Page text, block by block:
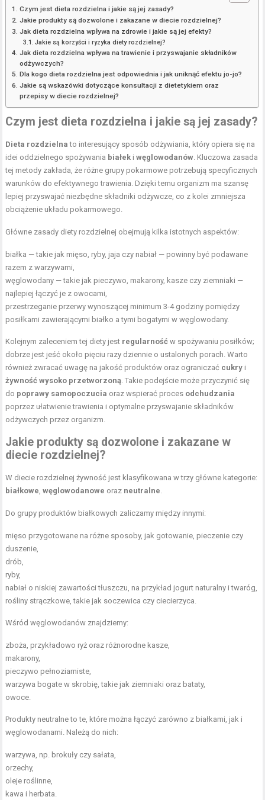
Czym jest dieta rozdzielna i jakie są jej zasady?
Jakie produkty są dozwolone i zakazane w diecie rozdzielnej?
Jak dieta rozdzielna wpływa na zdrowie i jakie są jej efekty?
Jakie są korzyści i ryzyka diety rozdzielnej?
Jak dieta rozdzielna wpływa na trawienie i przyswajanie składników
odżywczych?
Dla kogo dieta rozdzielna jest odpowiednia i jak uniknąć efektu jo-jo?
Jakie są wskazówki dotyczące konsultacji z dietetykiem oraz
przepisy w diecie rozdzielnej?
Czym jest dieta rozdzielna i jakie są jej zasady?
Dieta rozdzielna to interesujący sposób odżywiania, który opiera się na
idei oddzielnego spożywania białek iwęglowodanów . Kluczowa zasada
tej metody zakłada, że różne grupy pokarmowe potrzebują specyficznych
warunków do efektywnego trawienia. Dzięki temu organizm ma szansę
lepiej przyswajać niezbędne składniki odżywcze, co z kolei zmniejsza
obciążenie układu pokarmowego.
Główne zasady diety rozdzielnej obejmują kilka istotnych aspektów:
białka — takie jak mięso, ryby, jaja czy nabiał — powinny być podawane
razem z warzywami,
węglowodany — takie jak pieczywo, makarony, kasze czy ziemniaki —
najlepiej łączyć je z owocami,
przestrzeganie przerwy wynoszącej minimum 3-4 godziny pomiędzy
posiłkami zawierającymi białko a tymi bogatymi w węglowodany.
Kolejnym zaleceniem tej diety jest regularność w spożywaniu posiłków;
dobrze jest jeść około pięciu razy dziennie o ustalonych porach. Warto
również zwracać uwagę na jakość produktów oraz ograniczać cukry i
żywność wysoko przetworzoną . Takie podejście może przyczynić się
do poprawy samopoczucia oraz wspierać proces odchudzania
poprzez ułatwienie trawienia i optymalne przyswajanie składników
odżywczych przez organizm.
Jakie produkty są dozwolone i zakazane w
diecie rozdzielnej?
W diecie rozdzielnej żywność jest klasyfikowana w trzy główne kategorie:
białkowe ,węglowodanowe oraz neutralne
Do grupy produktów białkowych zaliczamy między innymi:
mięso przygotowane na różne sposoby, jak gotowanie, pieczenie czy
duszenie,
drób,
ryby,
nabiał o niskiej zawartości tłuszczu , na przykład jogurt naturalny i twaróg,
rośliny strączkowe, takie jak soczewica czy ciecierzyca.
Wśród węglowodanów znajdziemy:
zboża, przykładowo ryż oraz różnorodne kasze,
makarony,
pieczywo pełnoziarniste,
warzywa bogate w skrobię, takie jak ziemniaki oraz bataty,
owoce.
Produkty neutralne to te, które można łączyć zarówno z białkami, jak i
węglowodanami. Należą do nich:
warzywa, np. brokuły czy sałata,
orzechy,
oleje roślinne
kawa i herbata.